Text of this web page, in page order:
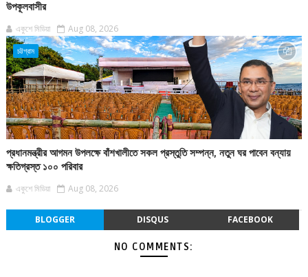
উপকূলবাসীর
একুশে মিডিয়া Aug 08, 2026
চট্টগ্রাম
প্রধানমন্ত্রীর আগমন উপলক্ষে বাঁশখালীতে সকল প্রস্তুতি সম্পন্ন, নতুন ঘর পাবেন বন্যায়
ক্ষতিগ্রস্ত ১০০ পরিবার
একুশে মিডিয়া Aug 08, 2026
BLOGGER DISQUS FACEBOOK
NO COMMENTS: